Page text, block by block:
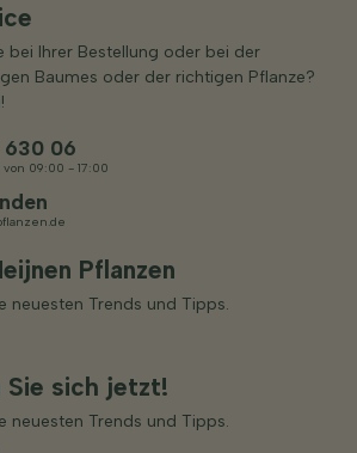
bei Ihrer Bestellung oder bei der
Baumes oder der richtigen Pflanze?
630 06
09:00 - 17:00
Pflanzen
neuesten Trends und Tipps.
Sie sich jetzt!
neuesten Trends und Tipps.